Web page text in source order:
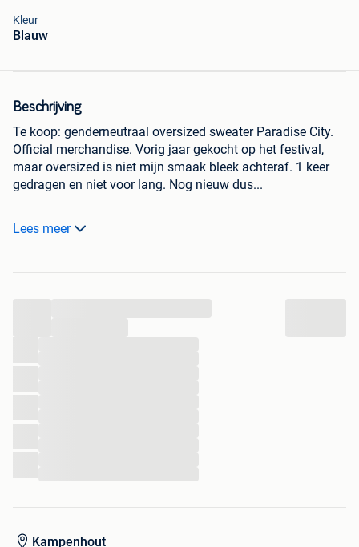
Kleur
Blauw
Beschrijving
Te koop: genderneutraal oversized sweater Paradise City.
Official merchandise. Vorig jaar gekocht op het festival,
maar oversized is niet mijn smaak bleek achteraf. 1 keer
gedragen en niet voor lang. Nog nieuw dus...
Kleur: donkerblauw
Maat: medium
Lees meer
Kampenhout